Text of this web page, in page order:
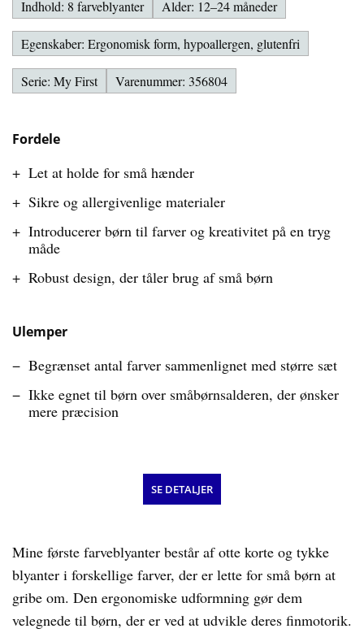
Mine første farveblyanter består af otte korte og tykke
blyanter i forskellige farver, der er lette for små børn at
gribe om. Den ergonomiske udformning gør dem
velegnede til børn, der er ved at udvikle deres finmotorik.
Fordele
Let at holde for små hænder
Sikre og allergivenlige materialer
Introducerer børn til farver og kreativitet på en tryg
måde
Robust design, der tåler brug af små børn
Ulemper
Begrænset antal farver sammenlignet med større sæt
Ikke egnet til børn over småbørnsalderen, der ønsker
mere præcision
Indhold: 8 farveblyanter Alder: 12–24 måneder
Egenskaber: Ergonomisk form, hypoallergen, glutenfri
Serie: My First Varenummer: 356804
SE DETALJER